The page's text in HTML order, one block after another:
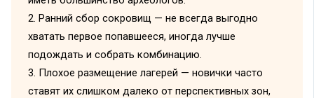
2. Ранний сбор сокровищ — не всегда выгодно
хватать первое попавшееся, иногда лучше
подождать и собрать комбинацию.
3. Плохое размещение лагерей — новички часто
ставят их слишком далеко от перспективных зон,